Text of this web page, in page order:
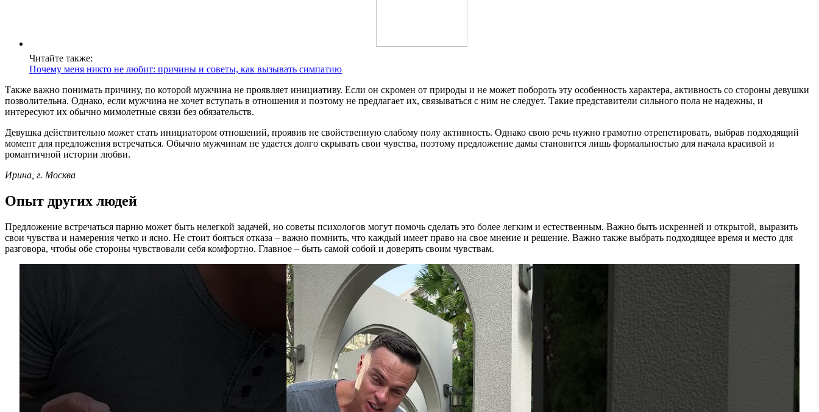
Читайте также:
Почему меня никто не любит: причины и советы, как вызывать симпатию
Также важно понимать причину, по которой мужчина не проявляет инициативу. Если он скромен от природы и не может побороть эту особенность характера, активность со стороны девушки
позволительна. Однако, если мужчина не хочет вступать в отношения и поэтому не предлагает их, связываться с ним не следует. Такие представители сильного пола не надежны, и
интересуют их обычно мимолетные связи без обязательств.
Девушка действительно может стать инициатором отношений, проявив не свойственную слабому полу активность. Однако свою речь нужно грамотно отрепетировать, выбрав подходящий
момент для предложения встречаться. Обычно мужчинам не удается долго скрывать свои чувства, поэтому предложение дамы становится лишь формальностью для начала красивой и
романтичной истории любви.
Ирина, г. Москва
Опыт других людей
Предложение встречаться парню может быть нелегкой задачей, но советы психологов могут помочь сделать это более легким и естественным. Важно быть искренней и открытой, выразить
свои чувства и намерения четко и ясно. Не стоит бояться отказа – важно помнить, что каждый имеет право на свое мнение и решение. Важно также выбрать подходящее время и место для
разговора, чтобы обе стороны чувствовали себя комфортно. Главное – быть самой собой и доверять своим чувствам.